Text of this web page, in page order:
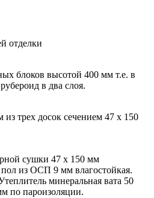
отделки
блоков высотой 400 мм т.е. в
в два слоя.
трех досок сечением 47 х 150
сушки 47 х 150 мм
из ОСП 9 мм влагостойкая.
минеральная вата 50
по пароизоляции.